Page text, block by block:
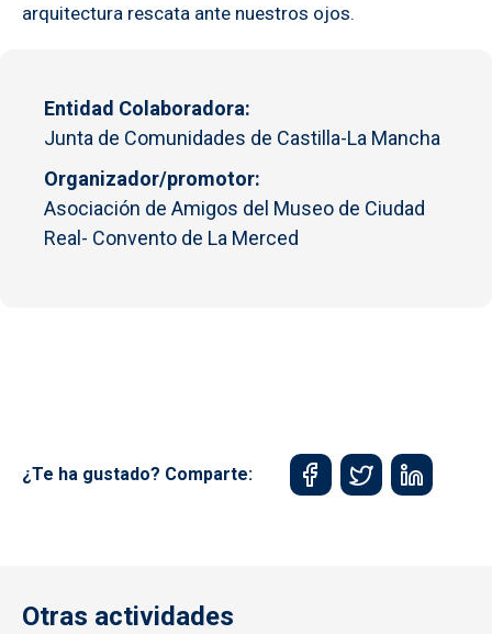
arquitectura rescata ante nuestros ojos.
Entidad Colaboradora
Junta de Comunidades de Castilla-La Mancha
Organizador/promotor
Asociación de Amigos del Museo de Ciudad
Real- Convento de La Merced
¿Te ha gustado? Comparte:
Otras actividades